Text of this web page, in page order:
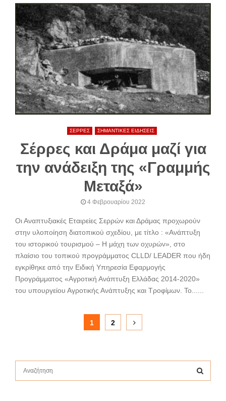
ΣΕΡΡΕΣ ΣΗΜΑΝΤΙΚΕΣ ΕΙΔΗΣΕΙΣ
Σέρρες και Δράμα μαζί για
την ανάδειξη της «Γραμμής
Μεταξά»
4 Φεβρουαρίου 2022
Οι Αναπτυξιακές Εταιρείες Σερρών και Δράμας προχωρούν
στην υλοποίηση διατοπικού σχεδίου, με τίτλο : «Ανάπτυξη
του ιστορικού τουρισμού – Η μάχη των οχυρών», στο
πλαίσιο του τοπικού προγράμματος CLLD/ LEADER που ήδη
εγκρίθηκε από την Ειδική Υπηρεσία Εφαρμογής
Προγράμματος «Αγροτική Ανάπτυξη Ελλάδας 2014-2020»
του υπουργείου Αγροτικής Ανάπτυξης και Τροφίμων. Το......
Σελιδοποίηση
1 2